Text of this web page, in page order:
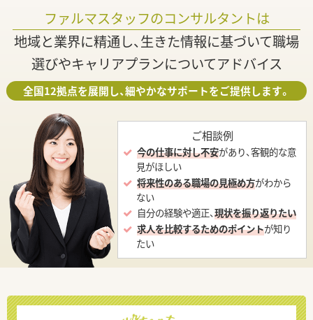
ファルマスタッフのコンサルタントは
地域と業界に精通し、生きた情報に基づいて職場
選びやキャリアプランについてアドバイス
全国12拠点を展開し、細やかなサポートをご提供します。
ご相談例
今の仕事に対し不安があり、客観的な意
見がほしい
将来性のある職場の見極め方がわから
ない
自分の経験や適正、現状を振り返りたい
求人を比較するためのポイントが知り
たい